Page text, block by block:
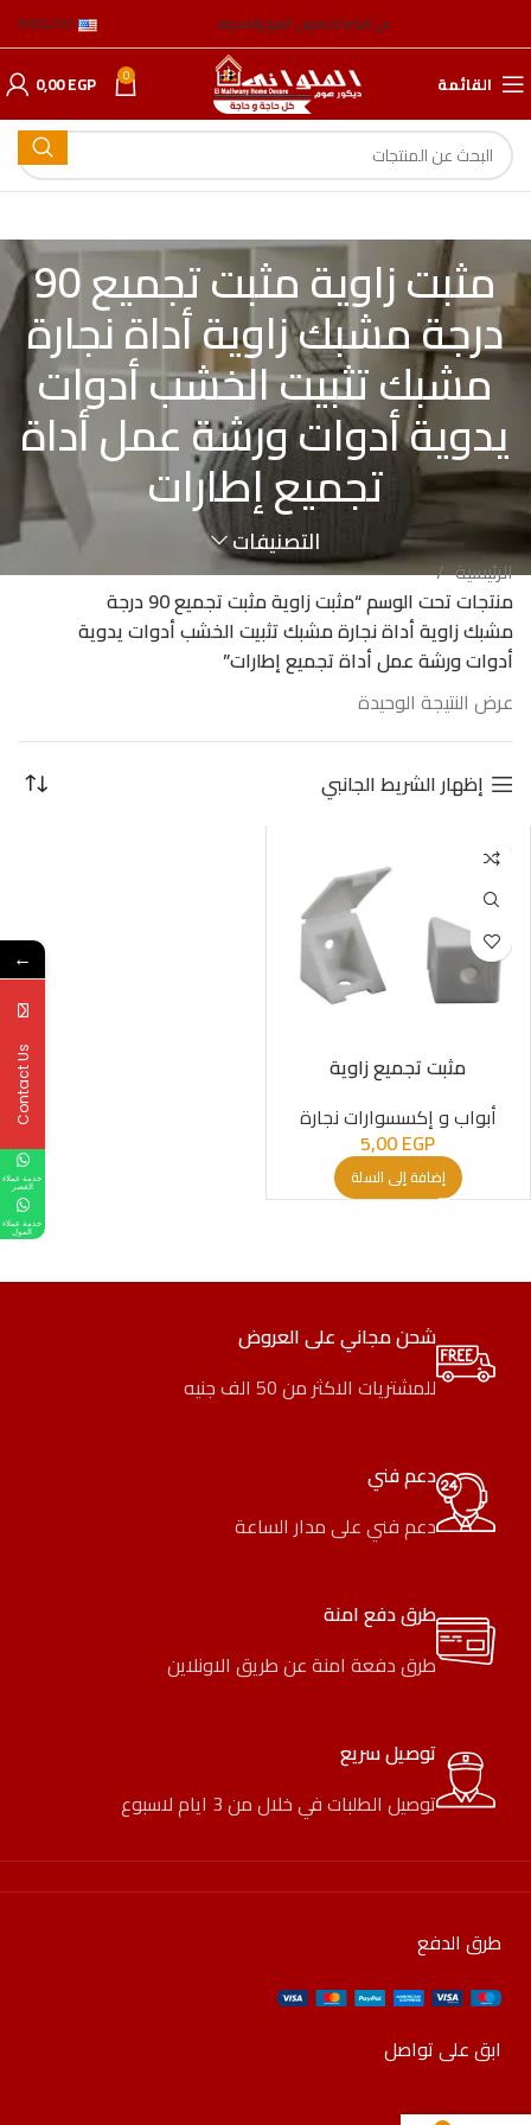
عن الشركةعناوين الفروعالمدونة ENGLISH
القائمة 0
0,00EGP
مثبت زاوية مثبت تجميع 90
درجة مشبك زاوية أداة نجارة
مشبك تثبيت الخشب أدوات
يدوية أدوات ورشة عمل أداة
تجميع إطارات
التصنيفات
الرئيسية
منتجات تحت الوسم “مثبت زاوية مثبت تجميع 90 درجة
مشبك زاوية أداة نجارة مشبك تثبيت الخشب أدوات يدوية
أدوات ورشة عمل أداة تجميع إطارات”
عرض النتيجة الوحيدة
إظهار الشريط الجانبي
مثبت تجميع زاوية
أبواب و إكسسوارات نجارة
5,00EGP
إضافة إلى السلة
شحن مجاني على العروض
للمشتريات الاكثر من 50 الف جنيه
دعم فني
دعم فني على مدار الساعة
طرق دفع امنة
طرق دفعة امنة عن طريق الاونلاين
توصيل سريع
توصيل الطلبات في خلال من 3 ايام لاسبوع
طرق الدفع
ابق على تواصل
←
Contact Us
خدمة عملاء
القصر
خدمة عملاء
المول